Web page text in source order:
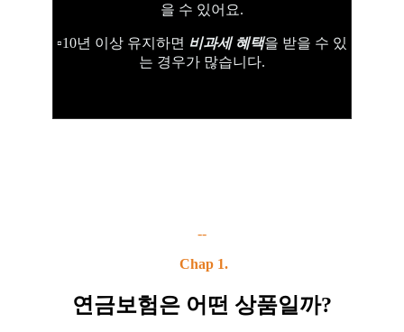
을 수 있어요.
▫️10년 이상 유지하면 비과세 혜택을 받을 수 있
는 경우가 많습니다.
--
Chap 1.
연금보험은 어떤 상품일까?